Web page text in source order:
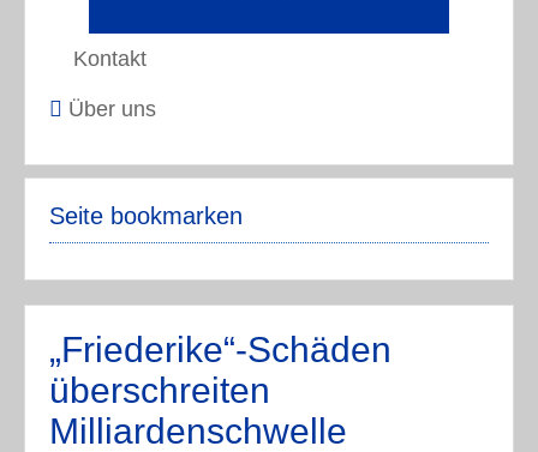
Kontakt
Über uns
Seite bookmarken
„Friederike“-Schäden
überschreiten
Milliardenschwelle